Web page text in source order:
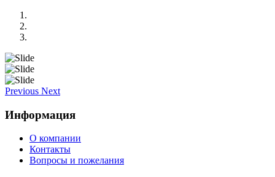
Previous Next
Информация
О компании
Контакты
Вопросы и пожелания